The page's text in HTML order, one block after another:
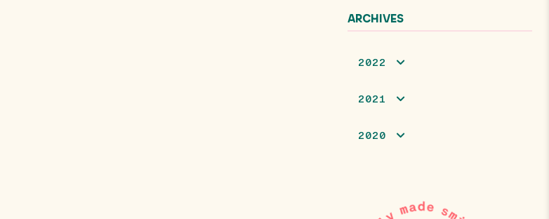
ARCHIVES
2022
2021
2020